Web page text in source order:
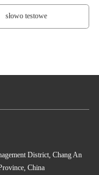
słowo testowe
District, Chang An
China